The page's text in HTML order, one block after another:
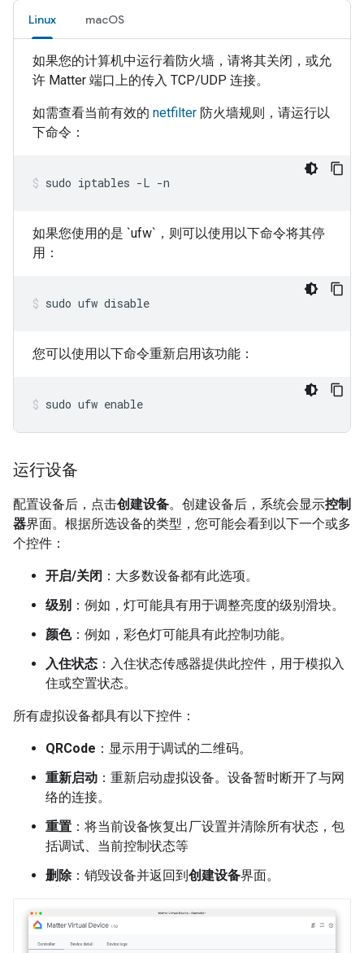
Linux macOS
如果您的计算机中运行着防火墙，请将其关闭，或允
许 Matter 端口上的传入 TCP/UDP 连接。
如需查看当前有效的 netfilter 防火墙规则，请运行以
下命令：
sudo iptables -L -n
如果您使用的是 `ufw`，则可以使用以下命令将其停
用：
sudo ufw disable
您可以使用以下命令重新启用该功能：
sudo ufw enable
运行设备
配置设备后，点击创建设备。创建设备后，系统会显示控制
器界面。根据所选设备的类型，您可能会看到以下一个或多
个控件：
开启/关闭 ：大多数设备都有此选项。
级别 ：例如，灯可能具有用于调整亮度的级别滑块。
颜色：例如，彩色灯可能具有此控制功能。
入住状态 ：入住状态传感器提供此控件，用于模拟入
住或空置状态。
所有虚拟设备都具有以下控件：
QRCode ：显示用于调试的二维码。
重新启动 ：重新启动虚拟设备。设备暂时断开了与网
络的连接。
重置 ：将当前设备恢复出厂设置并清除所有状态，包
括调试、当前控制状态等
删除：销毁设备并返回到 创建设备界面。